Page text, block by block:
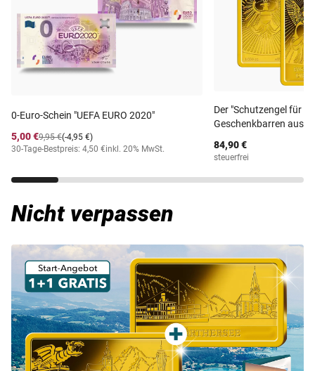
0-Euro-Schein "UEFA EURO 2020"
5,00 €
(-4,95 €)
9,95 €
30-Tage-Bestpreis: 4,50 €inkl. 20% MwSt.
Der "Schutzengel für
Geschenkbarren aus
84,90 €
steuerfrei
Nicht verpassen